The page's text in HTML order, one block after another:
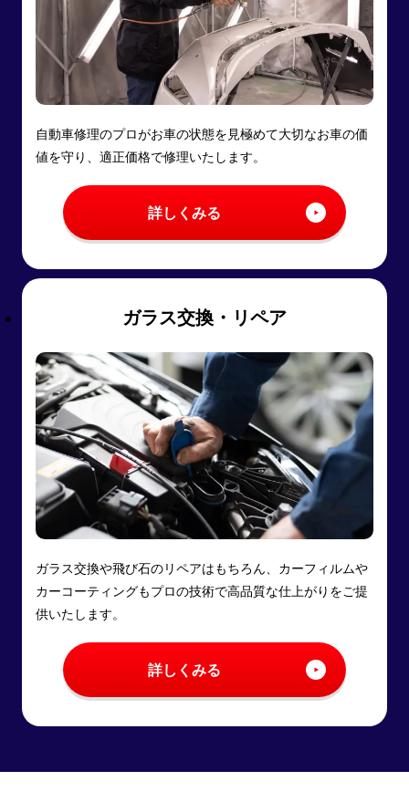
自動車修理のプロがお車の状態を見極めて大切なお車の価
値を守り、適正価格で修理いたします。
詳しくみる
ガラス交換・リペア
ガラス交換や飛び石のリペアはもちろん、カーフィルムや
カーコーティングもプロの技術で高品質な仕上がりをご提
供いたします。
詳しくみる